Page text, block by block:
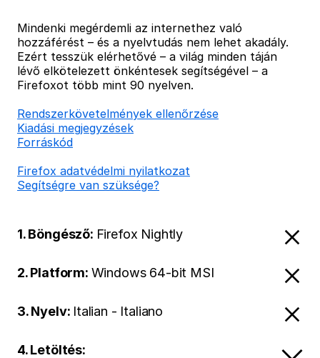
Mindenki megérdemli az internethez való
hozzáférést – és a nyelvtudás nem lehet akadály.
Ezért tesszük elérhetővé – a világ minden táján
lévő elkötelezett önkéntesek segítségével – a
Firefoxot több mint 90 nyelven.
Rendszerkövetelmények ellenőrzése
Kiadási megjegyzések
Forráskód
Firefox adatvédelmi nyilatkozat
Segítségre van szüksége?
1. Böngésző: Firefox Nightly
2. Platform: Windows 64-bit MSI
3. Nyelv: Italian - Italiano
4. Letöltés: